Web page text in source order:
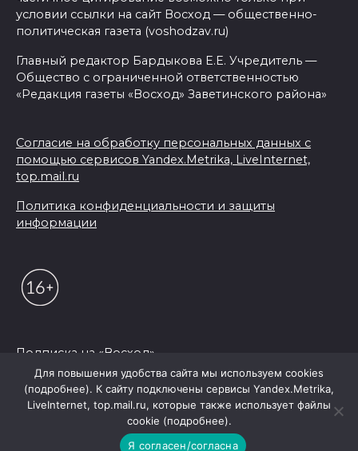
условии ссылки на сайт Восход — общественно-
политическая газета (voshodzav.ru)
Главный редактор Бардыкова Е.Е. Учредитель —
Общество с ограниченной ответственностью
«Редакция газеты «Восход» Заветинского района»
Согласие на обработку персональных данных с
помощью сервисов Yandex.Metrika, LiveInternet,
top.mail.ru
Политика конфиденциальности и защиты
информации
Подписка на «Восход»
© 2026 Редакция "Восход"
Для повышения удобства сайта мы используем cookies
(подробнее). К сайту подключены сервисы Yandex.Metrika,
LiveInternet, top.mail.ru, которые также использует файлы
cookie (подробнее).
Я согласен/согласна